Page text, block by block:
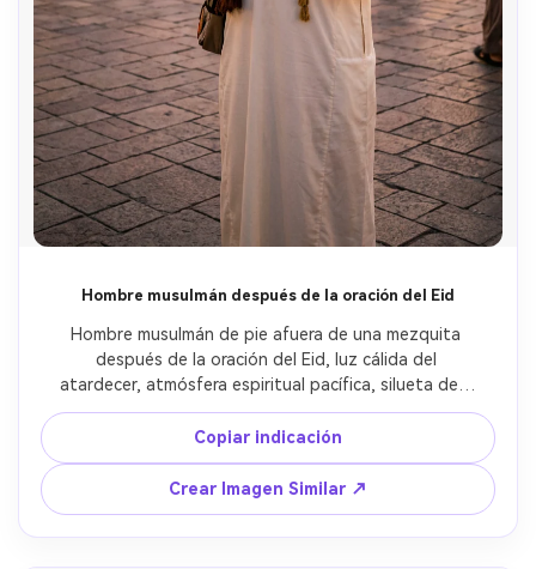
Hombre musulmán después de la oración del Eid
Hombre musulmán de pie afuera de una mezquita
después de la oración del Eid, luz cálida del
atardecer, atmósfera espiritual pacífica, silueta de la
mezquita y fondo de la luna media
Copiar indicación
Crear Imagen Similar ↗